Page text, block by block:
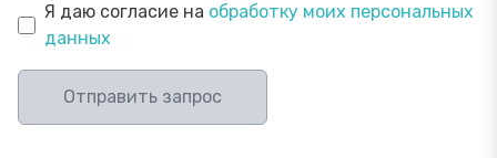
Я даю согласие на обработку моих персональных
данных
Отправить запрос